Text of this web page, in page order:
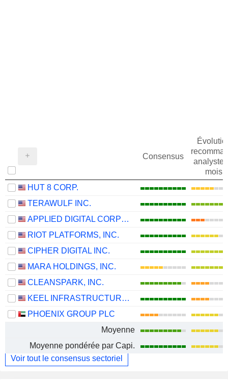
Consensus
mois
HUT 8 CORP.
TERAWULF INC.
APPLIED DIGITAL CORPORATION
RIOT PLATFORMS, INC.
CIPHER DIGITAL INC.
MARA HOLDINGS, INC.
CLEANSPARK, INC.
KEEL INFRASTRUCTURE CORP.
PHOENIX GROUP PLC
Moyenne
Moyenne pondérée par Capi.
Voir tout le consensus sectoriel